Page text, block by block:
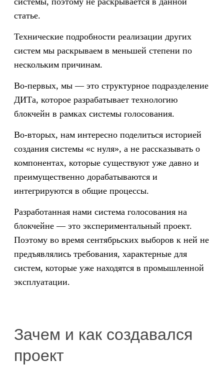
статье.
Технические подробности реализации других
систем мы раскрываем в меньшей степени по
нескольким причинам.
Во-первых, мы — это структурное подразделение
ДИТа, которое разрабатывает технологию
блокчейн в рамках системы голосования.
Во-вторых, нам интересно поделиться историей
создания системы «с нуля», а не рассказывать о
компонентах, которые существуют уже давно и
преимущественно дорабатываются и
интегрируются в общие процессы.
Разработанная нами система голосования на
блокчейне — это экспериментальный проект.
Поэтому во время сентябрьских выборов к ней не
предъявлялись требования, характерные для
систем, которые уже находятся в промышленной
эксплуатации.
Зачем и как создавался
проект